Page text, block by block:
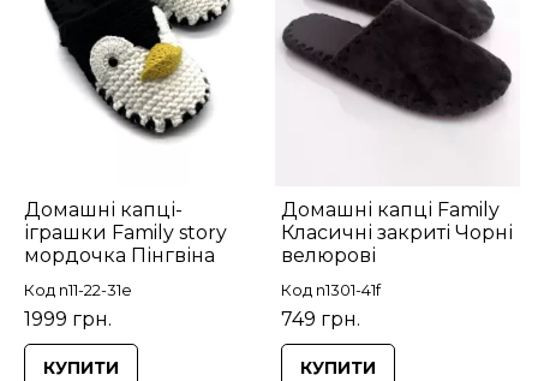
Домашні капці-
іграшки Family story
мордочка Пінгвіна
Код n11-22-31e
1999 грн.
КУПИТИ
Домашні капці Family
Класичні закриті Чорні
велюрові
Код n1301-41f
749 грн.
КУПИТИ